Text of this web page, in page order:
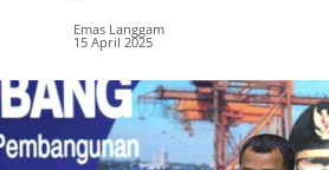
Emas Langgam
15 April 2025